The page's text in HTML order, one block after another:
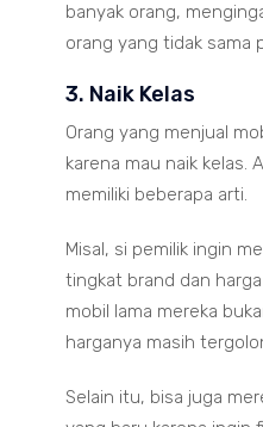
banyak orang,
orang yang tidak sama
3. Naik Kelas
Orang yang menjual
karena mau naik kelas.
memiliki beberapa arti.
Misal, si pemilik ingin
tingkat brand dan
mobil lama mereka
harganya masih
Selain itu, bisa juga